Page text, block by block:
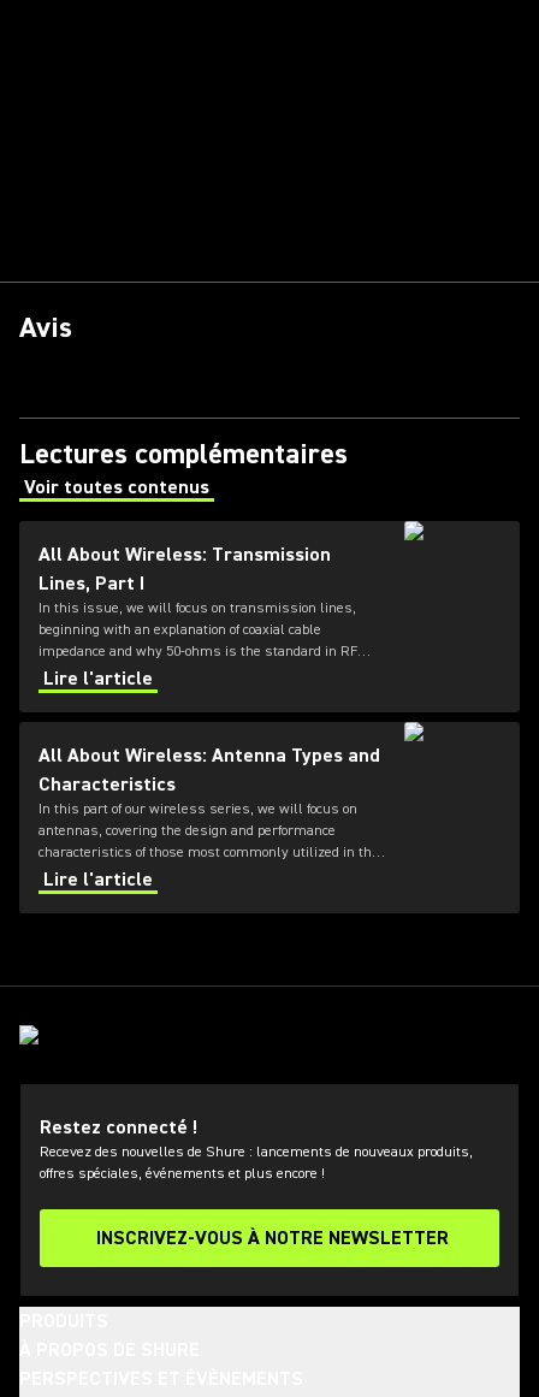
Avis
Lectures complémentaires
Voir toutes contenus
(Opens in a new tab)
All About Wireless: Transmission
Lines, Part I
In this issue, we will focus on transmission lines,
beginning with an explanation of coaxial cable
impedance and why 50-ohms is the standard in RF
systems, followed by a review of cable loss
specifications.
Lire l'article
All About Wireless: Antenna Types and
Characteristics
In this part of our wireless series, we will focus on
antennas, covering the design and performance
characteristics of those most commonly utilized in the
professional audio industry.
Lire l'article
Restez connecté !
Recevez des nouvelles de Shure : lancements de nouveaux produits,
offres spéciales, événements et plus encore !
INSCRIVEZ-VOUS À NOTRE NEWSLETTER